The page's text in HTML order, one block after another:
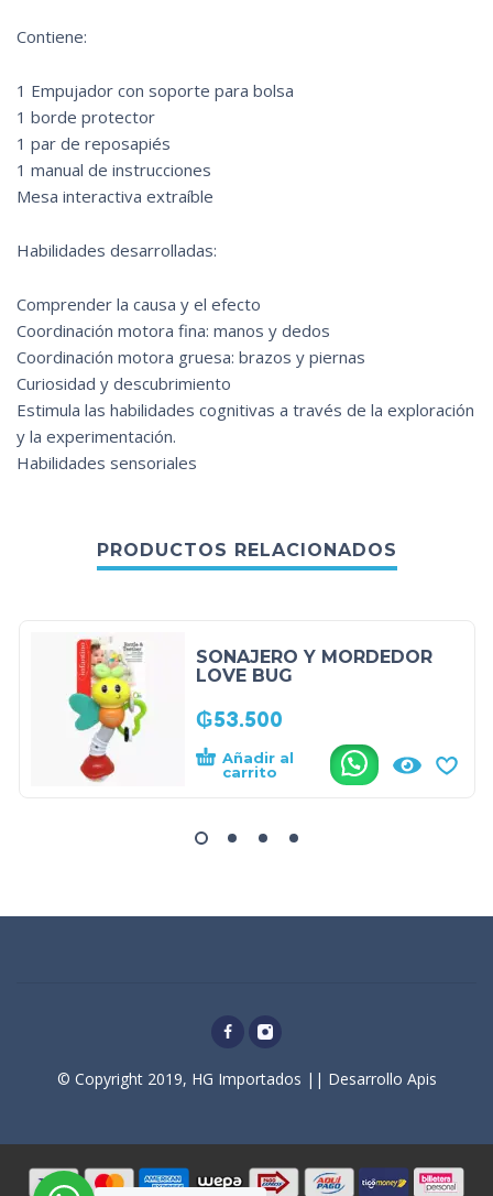
Contiene:
1 Empujador con soporte para bolsa
1 borde protector
1 par de reposapiés
1 manual de instrucciones
Mesa interactiva extraíble
Habilidades desarrolladas:
Comprender la causa y el efecto
Coordinación motora fina: manos y dedos
Coordinación motora gruesa: brazos y piernas
Curiosidad y descubrimiento
Estimula las habilidades cognitivas a través de la exploración
y la experimentación.
Habilidades sensoriales
PRODUCTOS RELACIONADOS
SONAJERO Y MORDEDOR
LOVE BUG
₲53.500
Añadir al
carrito
.
© Copyright 2019, HG Importados || Desarrollo Apis